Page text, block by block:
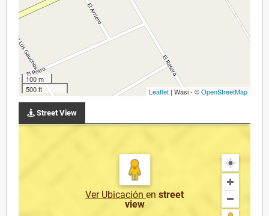
100 m
500 ft
Leaflet | Wasi - ©OpenStreetMap
Street View
Ver Ubicación en street
view